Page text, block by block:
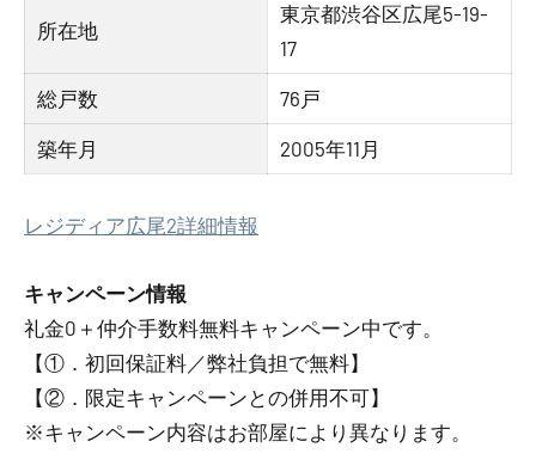
所在地
東京都渋谷区広尾5-19-
17
総戸数 76戸
築年月 2005年11月
レジディア広尾2詳細情報
キャンペーン情報
礼金0 ＋ 仲介手数料無料キャンペーン中です。
【①．初回保証料／弊社負担で無料】
【②．限定キャンペーンとの併用不可】
※キャンペーン内容はお部屋により異なります。